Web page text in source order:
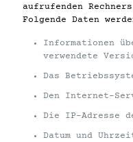
aufrufenden
Folgende Daten
Informationen
verwendete
Das
Den Internet-
Die IP-Adresse
Datum und